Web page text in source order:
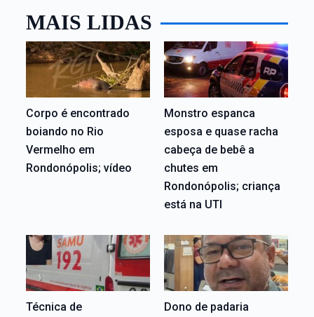
MAIS LIDAS
Corpo é encontrado
boiando no Rio
Vermelho em
Rondonópolis; vídeo
Monstro espanca
esposa e quase racha
cabeça de bebê a
chutes em
Rondonópolis; criança
está na UTI
Técnica de
Dono de padaria